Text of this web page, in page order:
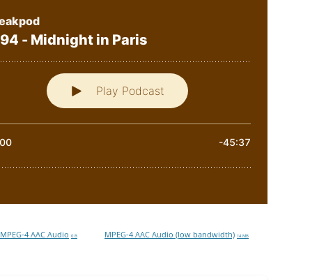
MPEG-4 AAC Audio 0 B MPEG-4 AAC Audio (low bandwidth) 14 MB